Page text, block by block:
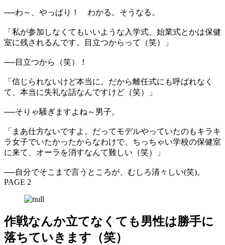
──わ～、やっぱり！ わかる。そうなる。
「私が参加しなくてもいいような入学式、始業式とかは保健
室に残されるんです。目立つからって（笑）」
──目立つから（笑）！
「信じられないけど本当に。だから離任式にも呼ばれなく
て、本当に失礼な話なんですけど（笑）」
──そりゃ騒ぎますよね～男子。
「まあ仕方ないですよ。だってモデルやっていたのもキラキ
ラ女子でいたかったからなわけで、ちっちゃい学校の保健室
に来て、オーラを消すなんて難しい（笑）」
──自分でそこまで言うところが、むしろ清々しい(笑)。
PAGE 2
作戦なんか立てなくても男性は勝手に
落ちていきます（笑）